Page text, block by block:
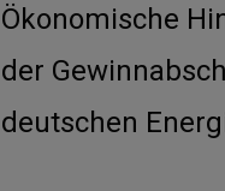
Ökonomische
der
deutschen